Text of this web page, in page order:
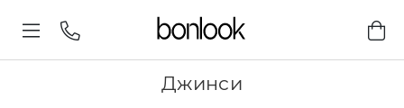
Джинси